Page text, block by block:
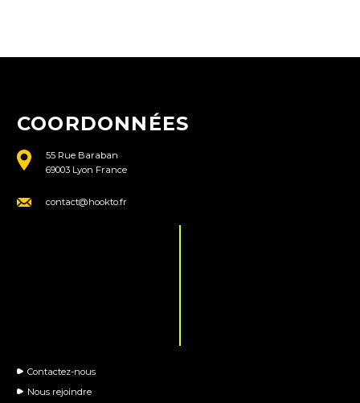
COORDONNÉES
55 Rue Baraban
69003 Lyon France
contact@hookto.fr
Contactez-nous
Nous rejoindre